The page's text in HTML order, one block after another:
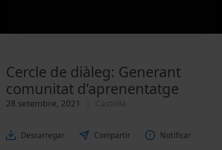
Cercle de diàleg: Generant
comunitat d’aprenentatge
28 setembre, 2021 Castellà
Descarregar Compartir Notificar